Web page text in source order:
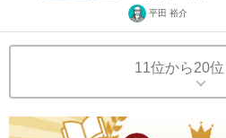
平田 裕介
11位から20